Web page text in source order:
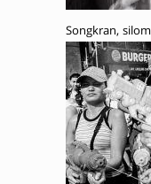
Songkran, silom